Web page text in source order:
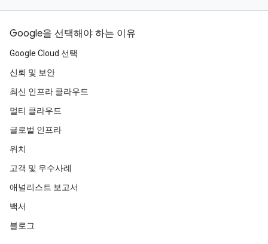
Google을 선택해야 하는 이유
Google Cloud 선택
신뢰 및 보안
최신 인프라 클라우드
멀티 클라우드
글로벌 인프라
위치
고객 및 우수사례
애널리스트 보고서
백서
블로그